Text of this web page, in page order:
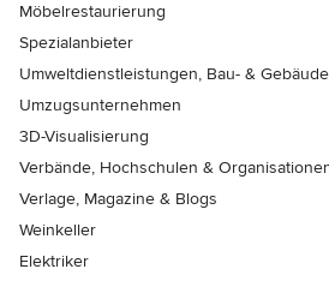
Möbelrestaurierung
Spezialanbieter
Umweltdienstleistungen, Bau- &
Umzugsunternehmen
3D-Visualisierung
Verbände, Hochschulen &
Verlage, Magazine & Blogs
Weinkeller
Elektriker